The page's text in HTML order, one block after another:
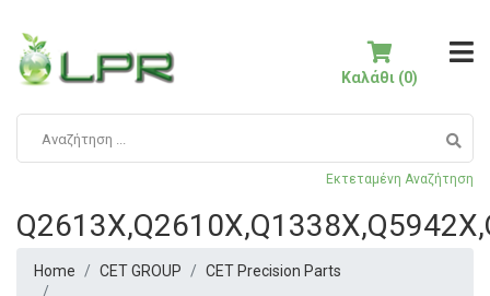
Εκτεταμένη Αναζήτηση
Καλάθι (0)
Home CET GROUP CET Precision Parts